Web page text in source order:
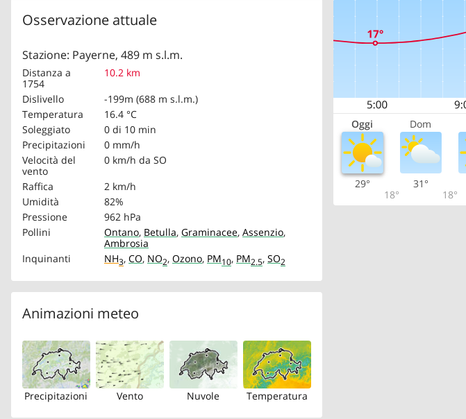
Osservazione attuale
Stazione: Payerne, 489 m s.l.m.
Distanza a
1754
10.2 km
Dislivello
-199m (688 m s.l.m.)
Temperatura
16.4 °C
Soleggiato
0 di 10 min
Precipitazioni
0 mm/h
Velocità del
vento
0 km/h da SO
Raffica
2 km/h
Umidità
82%
Pressione
962 hPa
Pollini
Ontano, Betulla, Graminacee, Assenzio,
Ambrosia
Inquinanti
NH3, CO, NO2, Ozono, PM10, PM2.5, SO2
Animazioni meteo
Precipitazioni Vento Nuvole Temperatura
Oggi Dom
29°
18°
31°
18°